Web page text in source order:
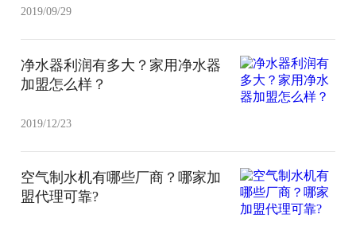
2019/09/29
净水器利润有多大？家用净水器
加盟怎么样？
2019/12/23
空气制水机有哪些厂商？哪家加
盟代理可靠?